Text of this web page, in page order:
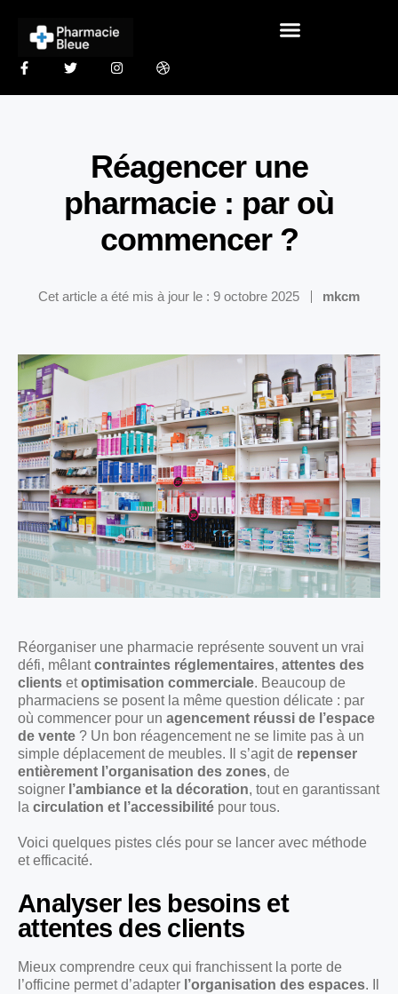
Réagencer une
pharmacie : par où
commencer ?
Cet article a été mis à jour le : 9 octobre 2025 mkcm
Réorganiser une pharmacie représente souvent un vrai
défi, mêlantcontraintes réglementaires, attentes des
clients etoptimisation commerciale. Beaucoup de
pharmaciens se posent la même question délicate : par
où commencer pour un agencement réussi de l’espace
de vente ? Un bon réagencement ne se limite pas à un
simple déplacement de meubles. Il s’agit de repenser
entièrement l’organisation des zones, de
soigner l’ambiance et la décoration, tout en garantissant
la circulation et l’accessibilité pour tous.
Voici quelques pistes clés pour se lancer avec méthode
et efficacité.
Analyser les besoins et
attentes des clients
Mieux comprendre ceux qui franchissent la porte de
l’officine permet d’adapter l’organisation des espaces. Il